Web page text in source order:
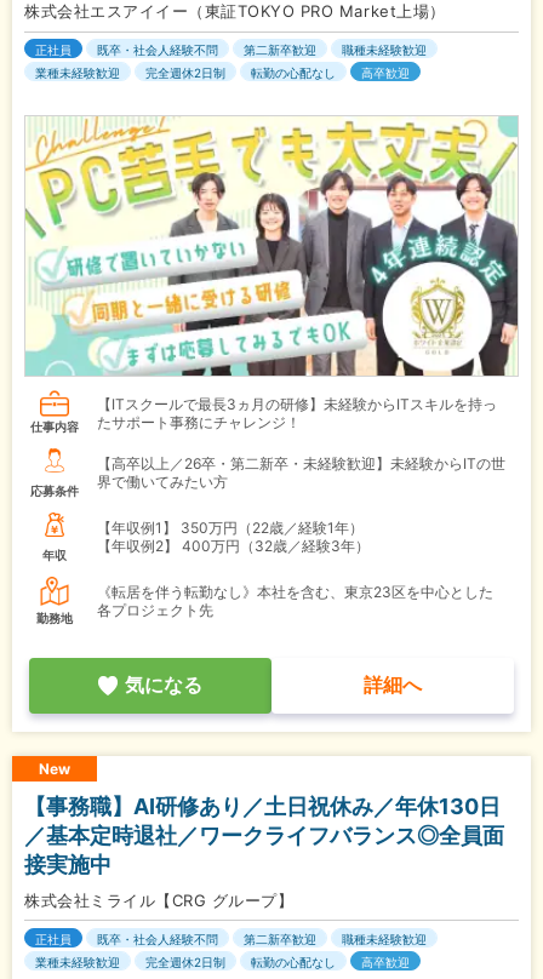
株式会社エスアイイー（東証TOKYO PRO Market上場）
正社員 既卒・社会人経験不問 第二新卒歓迎
職種未経験歓迎
業種未経験歓迎
完全週休2日制 転勤の心配なし 高卒歓迎
仕事内容
【ITスクールで最長3ヵ月の研修】未経験からITスキルを持っ
たサポート事務にチャレンジ！
応募条件
【高卒以上／26卒・第二新卒・未経験歓迎】未経験からITの世
界で働いてみたい方
年収
【年収例1】
350万円（22歳／経験1年）
【年収例2】
400万円（32歳／経験3年）
勤務地
《転居を伴う転勤なし》本社を含む、東京23区を中心とした
各プロジェクト先
気になる 詳細へ
New
【事務職】AI研修あり／土日祝休み／年休130日
／基本定時退社／ワークライフバランス◎全員面
接実施中
株式会社ミライル【CRG グループ】
正社員 既卒・社会人経験不問 第二新卒歓迎
職種未経験歓迎
業種未経験歓迎
完全週休2日制 転勤の心配なし 高卒歓迎